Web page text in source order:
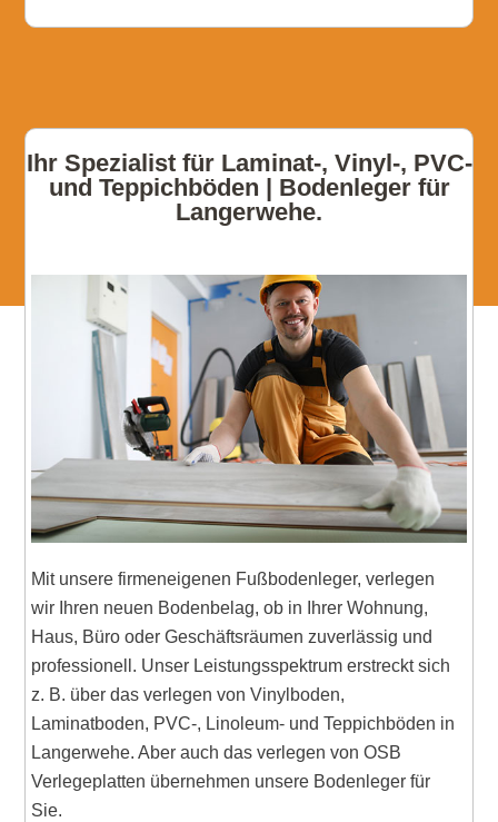
Ihr Spezialist für Laminat-, Vinyl-, PVC-
und Teppichböden | Bodenleger für
Langerwehe.
Mit unsere firmeneigenen Fußbodenleger, verlegen
wir Ihren neuen Bodenbelag, ob in Ihrer Wohnung,
Haus, Büro oder Geschäftsräumen zuverlässig und
professionell. Unser Leistungsspektrum erstreckt sich
z. B. über das verlegen von Vinylboden,
Laminatboden, PVC-, Linoleum- und Teppichböden in
Langerwehe. Aber auch das verlegen von OSB
Verlegeplatten übernehmen unsere Bodenleger für
Sie.